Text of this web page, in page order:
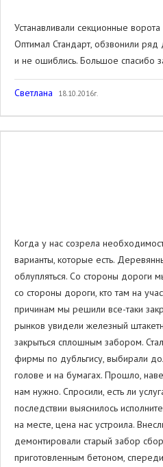
Устанавливали секционные
Оптимал Стандарт, обзвонили
и не ошиблись. Большое спасибо
Светлана 18.10.2016г.
Когда у нас созрела
варианты, которые есть.
облупляться. Со стороны дороги
со стороны дороги, кто там на
причинам мы решили все-таки
рынков увидели железный
закрыться сплошным забором.
фирмы по дубльгису, выбирали
голове и на бумагах. Прошло,
нам нужно. Спросили, есть ли
последствии выяснилось
на месте, цена нас устроила.
демонтировали старый забор
приготовленным бетоном,